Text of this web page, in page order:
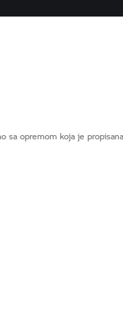
sa opremom koja je